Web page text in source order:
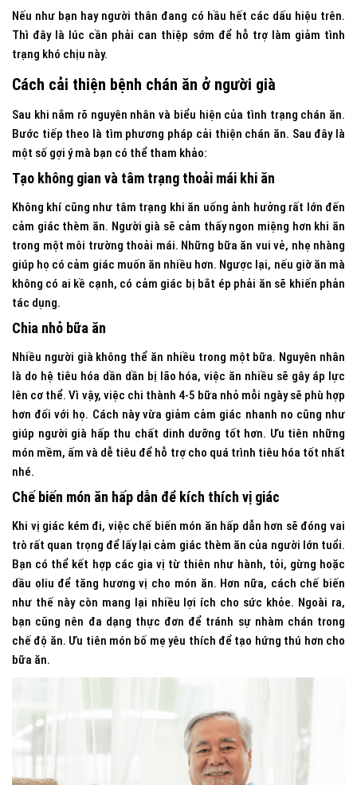
Nếu như bạn hay người thân đang có hầu hết các dấu hiệu trên.
Thì đây là lúc cần phải can thiệp sớm để hỗ trợ làm giảm tình
trạng khó chịu này.
Cách cải thiện bệnh chán ăn ở người già
Sau khi nắm rõ nguyên nhân và biểu hiện của tình trạng chán ăn.
Bước tiếp theo là tìm phương pháp cải thiện chán ăn. Sau đây là
một số gợi ý mà bạn có thể tham khảo:
Tạo không gian và tâm trạng thoải mái khi ăn
Không khí cũng như tâm trạng khi ăn uống ảnh hưởng rất lớn đến
cảm giác thèm ăn. Người già sẽ cảm thấy ngon miệng hơn khi ăn
trong một môi trường thoải mái. Những bữa ăn vui vẻ, nhẹ nhàng
giúp họ có cảm giác muốn ăn nhiều hơn. Ngược lại, nếu giờ ăn mà
không có ai kề cạnh, có cảm giác bị bắt ép phải ăn sẽ khiến phản
tác dụng.
Chia nhỏ bữa ăn
Nhiều người già không thể ăn nhiều trong một bữa. Nguyên nhân
là do hệ tiêu hóa dần dần bị lão hóa, việc ăn nhiều sẽ gây áp lực
lên cơ thể. Vì vậy, việc chi thành 4-5 bữa nhỏ mỗi ngày sẽ phù hợp
hơn đối với họ. Cách này vừa giảm cảm giác nhanh no cũng như
giúp người già hấp thu chất dinh dưỡng tốt hơn. Ưu tiên những
món mềm, ấm và dễ tiêu để hỗ trợ cho quá trình tiêu hóa tốt nhất
nhé.
Chế biến món ăn hấp dẫn để kích thích vị giác
Khi vị giác kém đi, việc chế biến món ăn hấp dẫn hơn sẽ đóng vai
trò rất quan trọng để lấy lại cảm giác thèm ăn của người lớn tuổi.
Bạn có thể kết hợp các gia vị từ thiên như hành, tỏi, gừng hoặc
dầu oliu để tăng hương vị cho món ăn. Hơn nữa, cách chế biến
như thế này còn mang lại nhiều lợi ích cho sức khỏe. Ngoài ra,
bạn cũng nên đa dạng thực đơn để tránh sự nhàm chán trong
chế độ ăn. Ưu tiên món bố mẹ yêu thích để tạo hứng thú hơn cho
bữa ăn.